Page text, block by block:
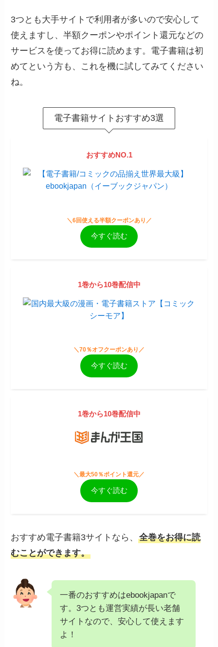
3つとも大手サイトで利用者が多いので安心して
使えますし、半額クーポンやポイント還元などの
サービスを使ってお得に読めます。電子書籍は初
めてという方も、これを機に試してみてください
ね。
電子書籍サイトおすすめ3選
おすすめNO.1
＼6回使える半額クーポンあり／
今すぐ読む
1巻から10巻配信中
＼70％オフクーポンあり／
今すぐ読む
1巻から10巻配信中
＼最大50％ポイント還元／
今すぐ読む
おすすめ電子書籍3サイトなら、全巻をお得に読
むことができます。
一番のおすすめはebookjapanで
す。3つとも運営実績が長い老舗
サイトなので、安心して使えます
よ！